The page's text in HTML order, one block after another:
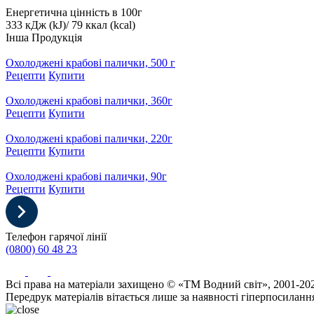
Енергетична цінність в 100г
333 кДж (kJ)/ 79 ккал (kcal)
Інша Продукція
Охолоджені крабові палички, 500 г
Рецепти Купити
Охолоджені крабові палички, 360г
Рецепти Купити
Охолоджені крабові палички, 220г
Рецепти Купити
Охолоджені крабові палички, 90г
Рецепти Купити
Телефон гарячої лінії
(0800) 60 48 23
Всі права на матеріали захищено © «ТМ Водний світ», 2001-
Передрук матеріалів вітається лише за наявності